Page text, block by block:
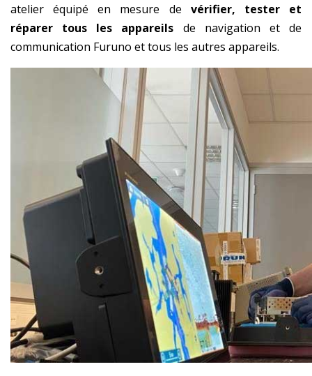
atelier équipé en mesure de vérifier, tester et
réparer tous les appareils de navigation et de
communication Furuno et tous les autres appareils.